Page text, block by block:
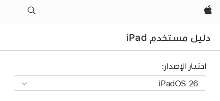
Apple‏
دليل مستخدم iPad
اختيار الإصدار: